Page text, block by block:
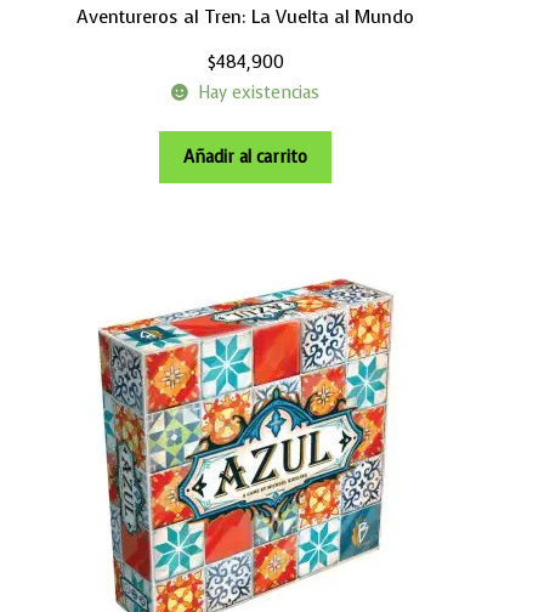
Aventureros al Tren: La Vuelta al Mundo
$484,900
Hay existencias
Añadir al carrito